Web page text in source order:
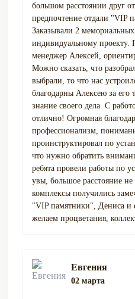
большом расстоянии друг
предпочтение отдали "VIP
Заказывали 2
индивидуальному проекту.
менеджер Алексей,
Можно сказать, что
выбрали, то что нас
благодарны Алексею за его
знание своего дела. С
отлично! Огромная
профессионализм,
проинструктировал по
что нужно обратить
ребята провели работы по
увы, большое расстояние не
комплексы получились
"VIP памятники", Дениса и
желаем процветания,
Евгения
02 марта